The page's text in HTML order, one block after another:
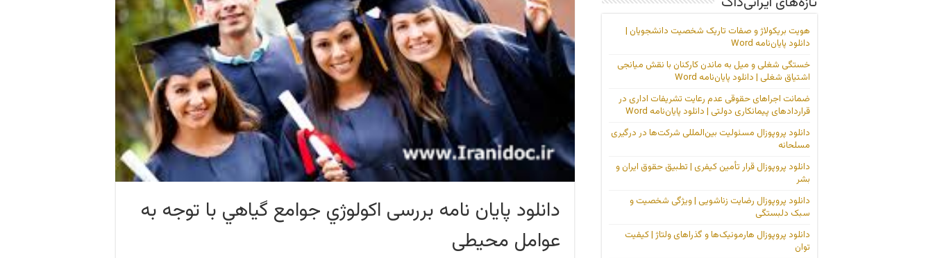
دانلود پایان نامه بررسی اكولوژي جوامع گياهي با توجه به
عوامل محیطی
هویت بریکولاژ و صفات تاریک شخصیت دانشجویان |
دانلود پایان‌نامه Word
خستگی شغلی و میل به ماندن کارکنان با نقش میانجی
اشتیاق شغلی | دانلود پایان‌نامه Word
ضمانت اجراهای حقوقی عدم رعایت تشریفات اداری در
قراردادهای پیمانکاری دولتی | دانلود پایان‌نامه Word
دانلود پروپوزال مسئولیت بین‌المللی شرکت‌ها در درگیری
مسلحانه
دانلود پروپوزال قرار تأمین کیفری | تطبیق حقوق ایران و
بشر
دانلود پروپوزال رضایت زناشویی | ویژگی شخصیت و
سبک دلبستگی
دانلود پروپوزال هارمونیک‌ها و گذراهای ولتاژ | کیفیت
توان